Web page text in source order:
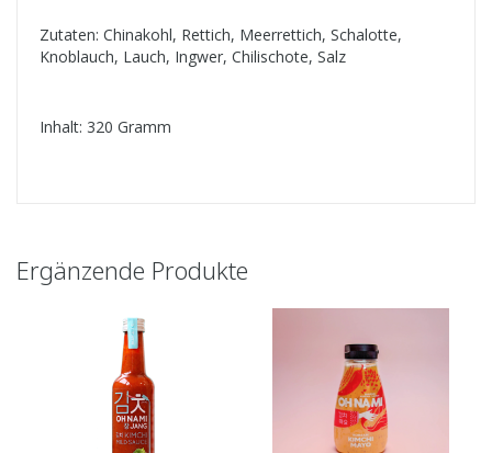
Zutaten: Chinakohl, Rettich, Meerrettich, Schalotte,
Knoblauch, Lauch, Ingwer, Chilischote, Salz
Inhalt: 320 Gramm
Ergänzende Produkte